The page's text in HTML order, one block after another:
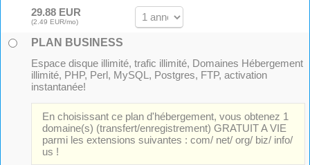
29.88 EUR
(2.49 EUR/mo)
PLAN BUSINESS
Espace disque illimité, trafic illimité, Domaines Hébergement
illimité, PHP, Perl, MySQL, Postgres, FTP, activation
instantanée!
En choisissant ce plan d'hébergement, vous obtenez 1
domaine(s) (transfert/enregistrement) GRATUIT A VIE
parmi les extensions suivantes : com/ net/ org/ biz/ info/
us !